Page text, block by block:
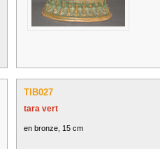
TIB027
tara vert
en bronze, 15 cm